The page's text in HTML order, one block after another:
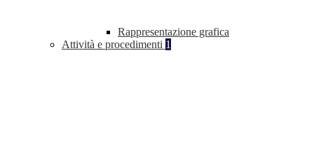
Rappresentazione grafica
Attività e procedimenti 1